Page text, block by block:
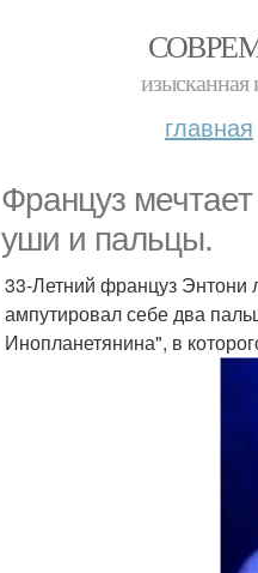
изысканная
главная
Француз
уши и пальцы.
33-Летний француз
ампутировал себе два
Инопланетянина", в